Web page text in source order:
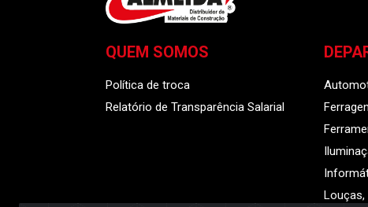
QUEM SOMOS
Política de troca
Relatório de Transparência Salarial